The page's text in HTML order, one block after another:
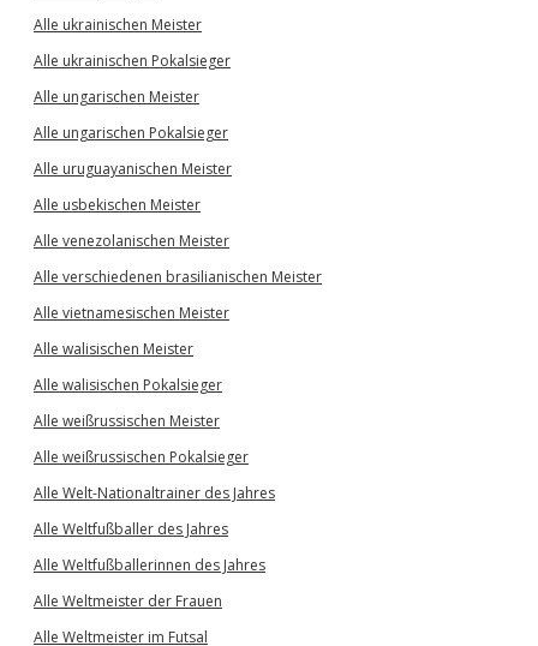
Alle ukrainischen Meister
Alle ukrainischen Pokalsieger
Alle ungarischen Meister
Alle ungarischen Pokalsieger
Alle uruguayanischen Meister
Alle usbekischen Meister
Alle venezolanischen Meister
Alle verschiedenen brasilianischen Meister
Alle vietnamesischen Meister
Alle walisischen Meister
Alle walisischen Pokalsieger
Alle weißrussischen Meister
Alle weißrussischen Pokalsieger
Alle Welt-Nationaltrainer des Jahres
Alle Weltfußballer des Jahres
Alle Weltfußballerinnen des Jahres
Alle Weltmeister der Frauen
Alle Weltmeister im Futsal